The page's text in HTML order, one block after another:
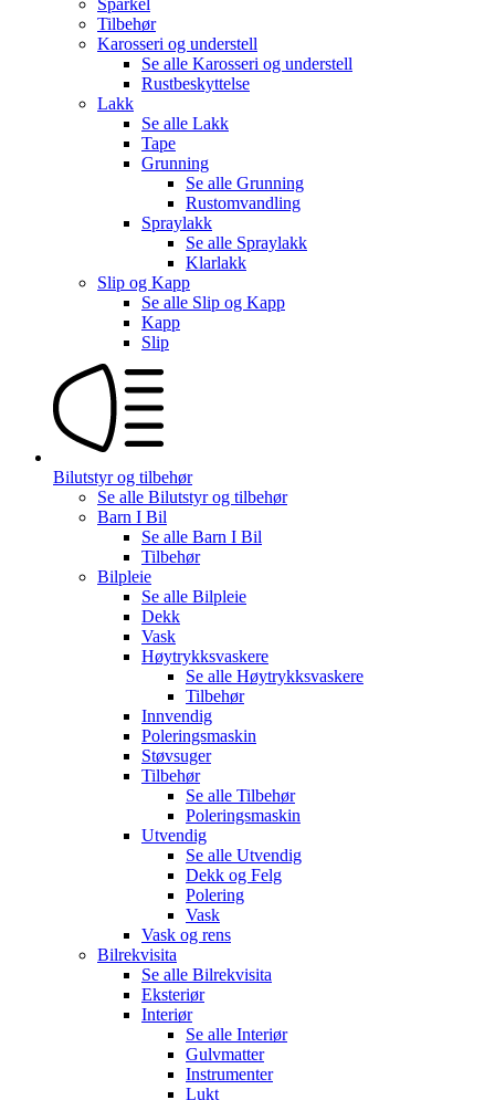
Tilbehør
Karosseri og understell
Se alle Karosseri og understell
Rustbeskyttelse
Lakk
Se alle Lakk
Tape
Grunning
Se alle Grunning
Rustomvandling
Spraylakk
Se alle Spraylakk
Klarlakk
Slip og Kapp
Se alle Slip og Kapp
Kapp
Slip
Bilutstyr og tilbehør
Se alle Bilutstyr og tilbehør
Barn I Bil
Se alle Barn I Bil
Tilbehør
Bilpleie
Se alle Bilpleie
Dekk
Vask
Høytrykksvaskere
Se alle Høytrykksvaskere
Tilbehør
Innvendig
Poleringsmaskin
Støvsuger
Tilbehør
Se alle Tilbehør
Poleringsmaskin
Utvendig
Se alle Utvendig
Dekk og Felg
Polering
Vask
Vask og rens
Bilrekvisita
Se alle Bilrekvisita
Eksteriør
Interiør
Se alle Interiør
Gulvmatter
Instrumenter
Lukt